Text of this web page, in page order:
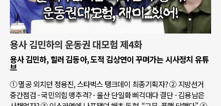
용사 김민하의 운동권 대모험 제4화
용사 김민하, 힐러 김동아, 도적 김상연이 꾸며가는 시사정치 유튜
브
① 멸공 외치던 정용진, 스타벅스 탱크데이 최종기획자? ② 지방선거
중간점검 - 국민의힘 맹추격? - 울산 단일화 삐걱대다 결단 - 김용남은